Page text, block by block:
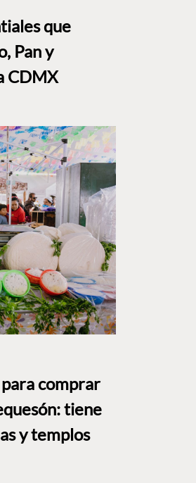
que
Pan y
CDMX
comprar
tiene
y templos